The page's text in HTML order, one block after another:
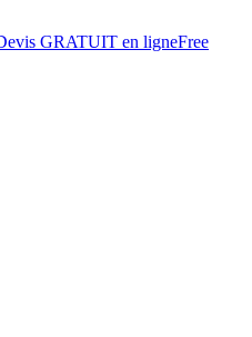
GRATUIT en ligneFree